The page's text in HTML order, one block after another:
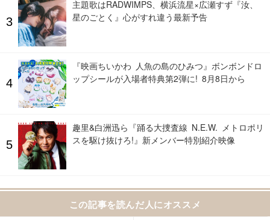
主題歌はRADWIMPS、横浜流星×広瀬すず『汝、
星のごとく』心がすれ違う最新予告
『映画ちいかわ 人魚の島のひみつ』ボンボンドロ
ップシールが入場者特典第2弾に! 8月8日から
趣里&白洲迅ら『踊る大捜査線 N.E.W. メトロポリ
スを駆け抜けろ!』新メンバー特別紹介映像
この記事を読んだ人にオススメ